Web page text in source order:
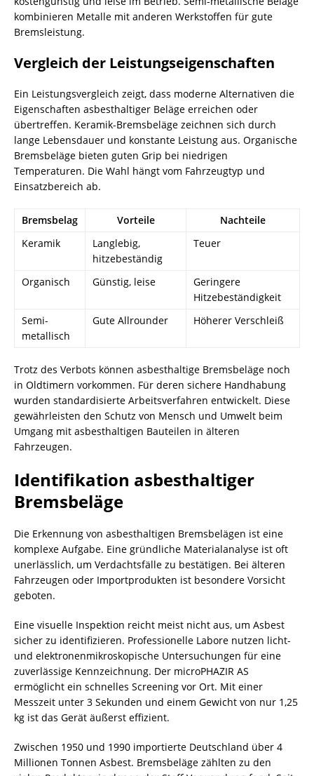
kombinieren Metalle mit anderen Werkstoffen für gute
Bremsleistung.
Vergleich der Leistungseigenschaften
Ein Leistungsvergleich zeigt, dass moderne Alternativen die
Eigenschaften asbesthaltiger Beläge erreichen oder
übertreffen. Keramik-Bremsbeläge zeichnen sich durch
lange Lebensdauer und konstante Leistung aus. Organische
Bremsbeläge bieten guten Grip bei niedrigen
Temperaturen. Die Wahl hängt vom Fahrzeugtyp und
Einsatzbereich ab.
Bremsbelag Vorteile
Nachteile
Keramik
Langlebig,
hitzebeständig
Teuer
Organisch Günstig, leise
Geringere
Hitzebeständigkeit
Semi-
metallisch
Gute Allrounder Höherer Verschleiß
Trotz des Verbots können asbesthaltige Bremsbeläge noch
in Oldtimern vorkommen. Für deren sichere Handhabung
wurden standardisierte Arbeitsverfahren entwickelt. Diese
gewährleisten den Schutz von Mensch und Umwelt beim
Umgang mit asbesthaltigen Bauteilen in älteren
Fahrzeugen.
Identifikation asbesthaltiger
Bremsbeläge
Die Erkennung von asbesthaltigen Bremsbelägen ist eine
komplexe Aufgabe. Eine gründliche Materialanalyse ist oft
unerlässlich, um Verdachtsfälle zu bestätigen. Bei älteren
Fahrzeugen oder Importprodukten ist besondere Vorsicht
geboten.
Eine visuelle Inspektion reicht meist nicht aus, um Asbest
sicher zu identifizieren. Professionelle Labore nutzen licht-
und elektronenmikroskopische Untersuchungen für eine
zuverlässige Kennzeichnung. Der microPHAZIR AS
ermöglicht ein schnelles Screening vor Ort. Mit einer
Messzeit unter 3 Sekunden und einem Gewicht von nur 1,25
kg ist das Gerät äußerst effizient.
Zwischen 1950 und 1990 importierte Deutschland über 4
Millionen Tonnen Asbest. Bremsbeläge zählten zu den